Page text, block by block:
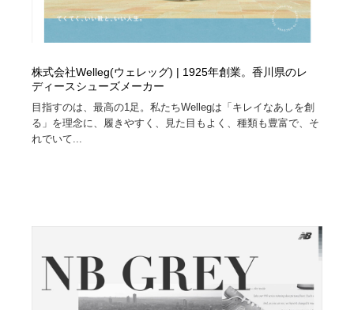
株式会社Welleg(ウェレッグ) | 1925年創業。香川県のレ
ディースシューズメーカー
目指すのは、最高の1足。私たちWellegは「キレイなあしを創
る」を理念に、履きやすく、見た目もよく、種類も豊富で、そ
れでいて...